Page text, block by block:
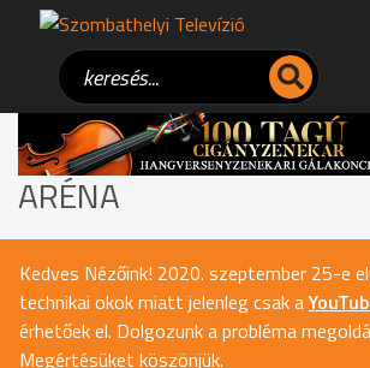
ARÉNA
Kedves Nézőink! 2020. szeptember 25-e
technikai okok miatt jelenleg csak a
érhetőek el. Dolgozunk a probléma
Megértésüket köszönjük.